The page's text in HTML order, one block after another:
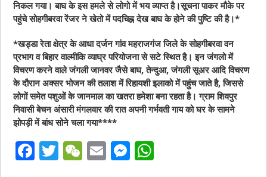
निकल गया। बाघ के इस हमले से लोगो में भय व्याप्त है।सूचना पाकर मौके पर
पहुंचे सोहगीबरवा रेंजर ने खेतो में पदचिह्न देख बाघ के होने की पुष्टि की है।*
*खड्डा रेता क्षेत्र के आधा दर्जन गांव महराजगंज जिले के सोहगीबरवा वन
प्रभाग व बिहार वाल्मीकि व्याघ्र परियोजना से सटे स्थित है। इन जंगलो में
विचरण करने वाले जंगली जानवर जैसे बाघ, तेन्दुआ, जंगली सूअर आदि विचरण
के दौरान अक्सर भोजन की तलाश में रिहायशी इलाको में पहुंच जाते है, जिससे
लोगों समेत पशुओं के जानमाल का खतरा हमेशा बना रहता है। ग्राम शिवपुर
निवासी बेचन अंसारी मंगलवार की रात अपनी गर्भवती गाय को घर के सामने
झोपड़ी में बांध सोने चला गया****
F
T
W E
M